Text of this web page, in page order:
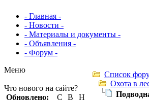
- Главная -
- Новости -
- Материалы и документы -
- Объявления -
- Форум -
Меню
Что нового на сайте?
Обновлено:
С В
Н
Список
Охота в